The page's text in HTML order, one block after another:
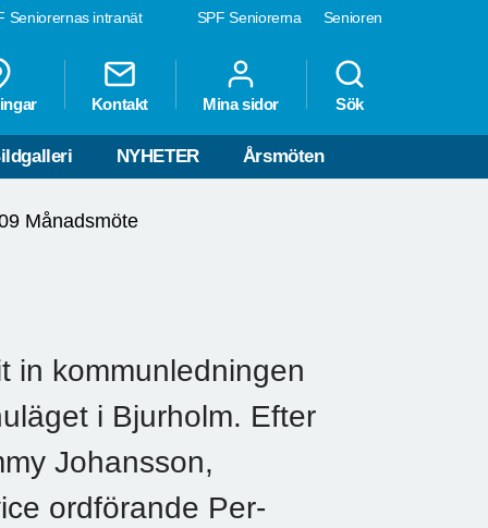
SPF Seniorerna Senioren
Seniorernas intranät
Kontakt Mina sidor Sök
NYHETER Årsmöten
Månadsmöte
in kommunledningen
i Bjurholm. Efter
Johansson,
ordförande Per-